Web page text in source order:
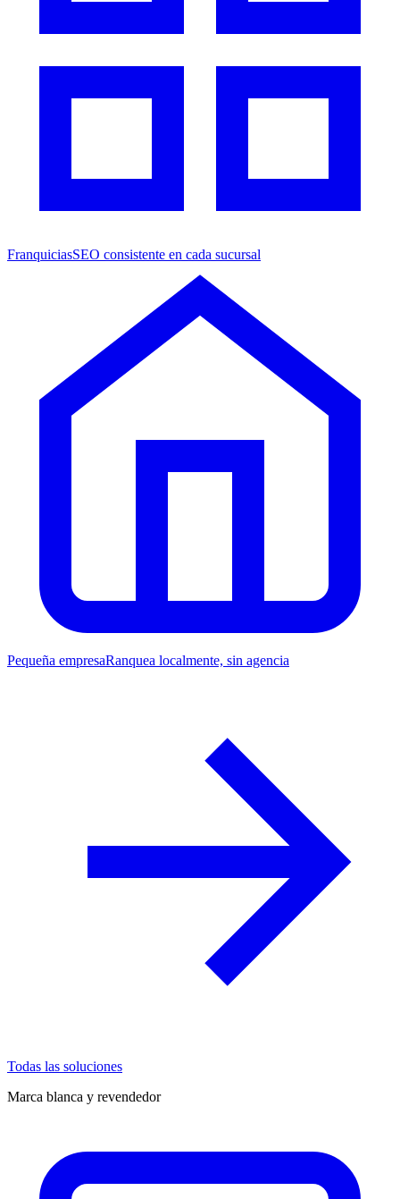
FranquiciasSEO consistente en cada sucursal
Pequeña empresaRanquea localmente, sin agencia
Todas las soluciones
Marca blanca y revendedor